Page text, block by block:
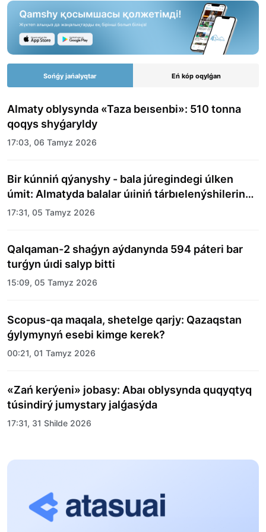
Sońǵy jańalyqtar Eń kóp oqylǵan
Almaty oblysynda «Taza beısenbi»: 510 tonna
qoqys shyǵaryldy
17:03, 06 Tamyz 2026
Bir kúnniń qýanyshy - bala júregindegi úlken
úmit: Almatyda balalar úıiniń tárbıelenýshilerine
merekelik kún uıymdastyryldy
17:31, 05 Tamyz 2026
Qalqaman-2 shaǵyn aýdanynda 594 páteri bar
turǵyn úıdi salyp bitti
15:09, 05 Tamyz 2026
Scopus-qa maqala, shetelge qarjy: Qazaqstan
ǵylymynyń esebi kimge kerek?
00:21, 01 Tamyz 2026
«Zań kerýeni» jobasy: Abaı oblysynda quqyqtyq
túsindirý jumystary jalǵasýda
17:31, 31 Shilde 2026
Halyqaralyq «Formýla-1 H2O» jarysyn Qonaev
13:13, 30 Shilde 2026